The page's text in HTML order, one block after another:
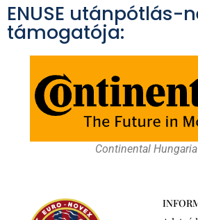
ENUSE utánpótlás-
támogatója:
Continental